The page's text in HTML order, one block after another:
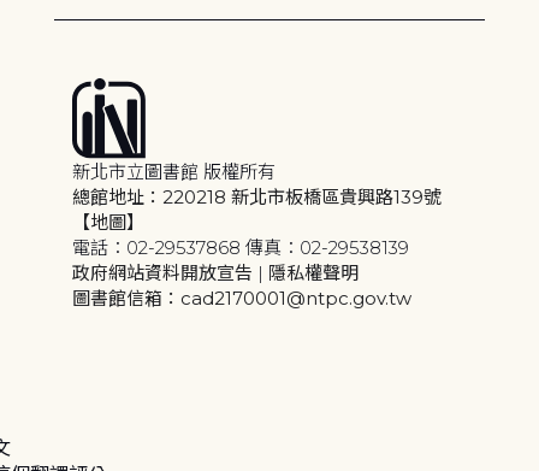
新北市立圖書館 版權所有
總館地址：220218 新北市板橋區貴興路139號
【地圖】
電話：02-29537868 傳真：02-29538139
政府網站資料開放宣告 | 隱私權聲明
圖書館信箱：cad2170001@ntpc.gov.tw